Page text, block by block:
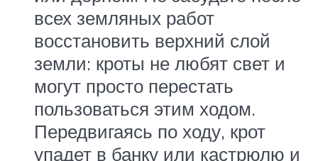
всех земляных работ
восстановить верхний слой
земли: кроты не любят свет и
могут просто перестать
пользоваться этим ходом.
Передвигаясь по ходу, крот
упадет в банку или кастрюлю и